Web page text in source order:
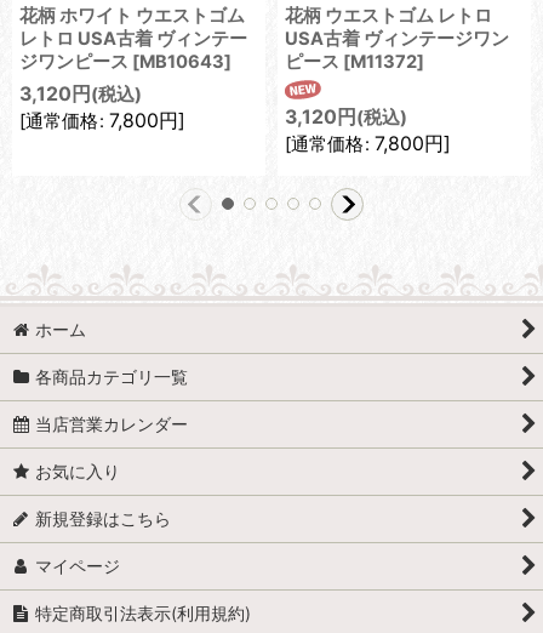
花柄 ホワイト ウエストゴム
レトロ USA古着 ヴィンテー
ジワンピース [MB10643]
3,120 円 (税込)
[通常価格: 7,800円]
花柄 ウエストゴム レトロ
USA古着 ヴィンテージワン
ピース [M11372]
3,120 円 (税込)
[通常価格: 7,800円]
ホーム
各商品カテゴリ一覧
当店営業カレンダー
お気に入り
新規登録はこちら
マイページ
特定商取引法表示(利用規約)